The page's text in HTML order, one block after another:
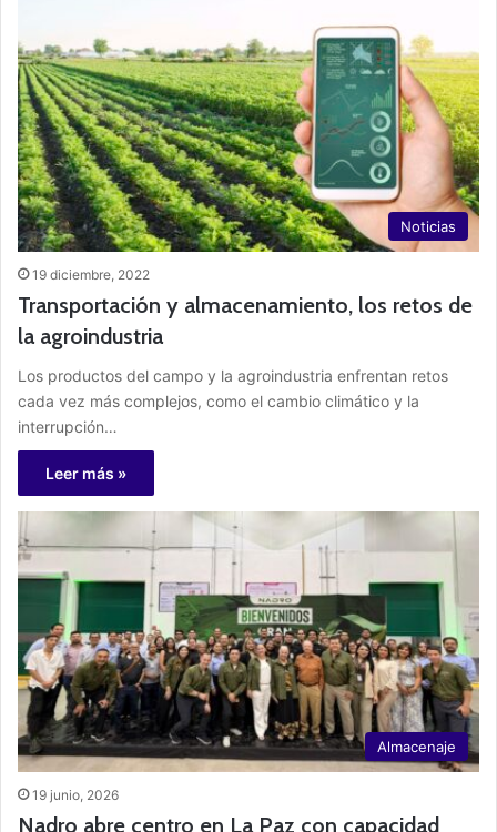
Noticias
19 diciembre, 2022
Transportación y almacenamiento, los retos de
la agroindustria
Los productos del campo y la agroindustria enfrentan retos
cada vez más complejos, como el cambio climático y la
interrupción…
Leer más »
Almacenaje
19 junio, 2026
Nadro abre centro en La Paz con capacidad